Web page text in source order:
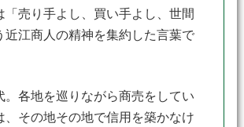
「売り手よし、買い手よし、世間
近江商人の精神を集約した言葉で
。各地を巡りながら商売をしてい
、その地その地で信用を築かなけ